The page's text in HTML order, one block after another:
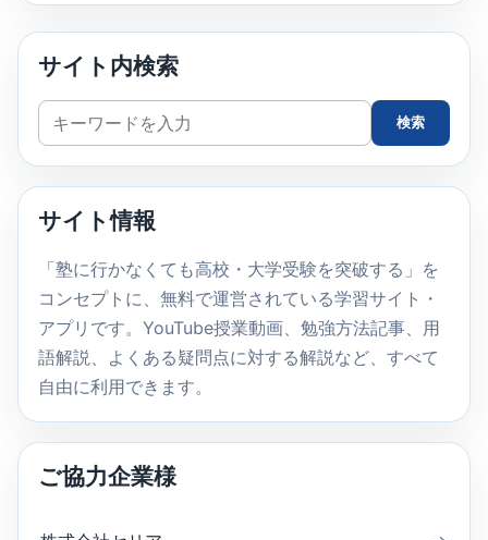
サイト内検索
サ
イ
ト
検
索
検索
サイト情報
「塾に行かなくても高校・大学受験を突破する」を
コンセプトに、無料で運営されている学習サイト・
アプリです。YouTube授業動画、勉強方法記事、用
語解説、よくある疑問点に対する解説など、すべて
自由に利用できます。
ご協力企業様